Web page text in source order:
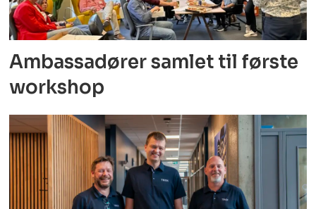
Ambassadører samlet til første
workshop